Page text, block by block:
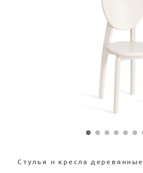
Стулья и кресла деревянные